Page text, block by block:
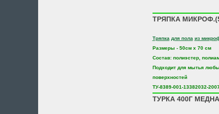
ТРЯПКА
Тряпка для пола из
Размеры - 50см х 70 см
Состав: полиэстер,
Подходит для мытья
поверхностей
ТУ-8389-001-13382032-
ТУРКА 400Г